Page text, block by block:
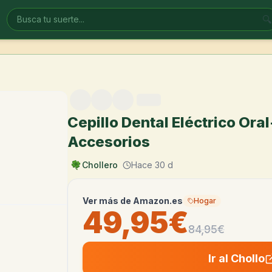
🔍
Cepillo Dental Eléctrico
Accesorios
Chollero Hace 30 d
Ver más de Amazon.es Hogar
49,95€84,95€
Ir al Chollo